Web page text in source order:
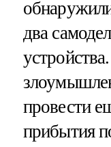
два
провести
прибытия